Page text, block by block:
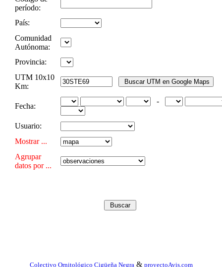
período:
País:
Comunidad
Autónoma:
Provincia:
UTM 10x10
Km:
Fecha:
-
Usuario:
Mostrar ...
Agrupar
datos por ...
Colectivo Ornitológico Cigüeña Negra & proyectoAvis.com